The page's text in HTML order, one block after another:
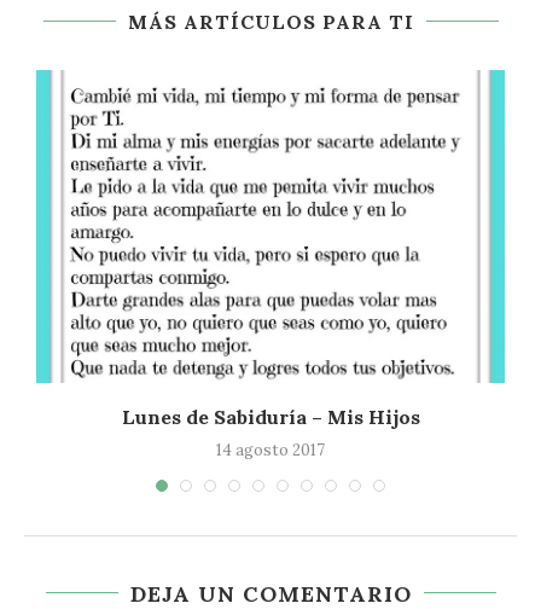
MÁS ARTÍCULOS PARA TI
Lunes de Sabiduría – Mis Hijos
14 agosto 2017
DEJA UN COMENTARIO